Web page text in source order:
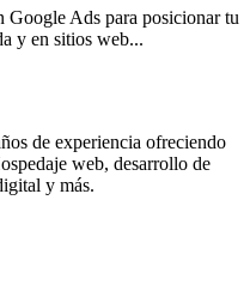
Google Ads para posicionar tu
y en sitios web...
de experiencia ofreciendo
web, desarrollo de
y más.